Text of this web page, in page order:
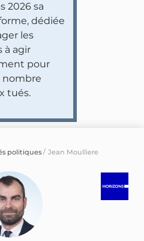
2026 sa
dédiée
les
à agir
pour
nombre
tués.
politiques Jean Moulliere